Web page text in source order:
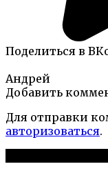
Поделиться в
Андрей
Добавить
Для отправки
авторизоваться.